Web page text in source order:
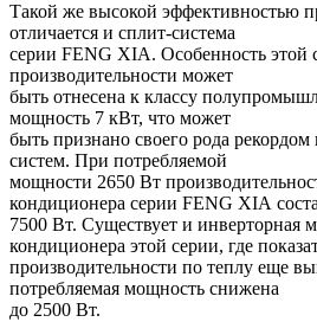
Такой же высокой эффективностью
отличается и сплит-система
серии FENG XIA. Особенность этой
производительности может
быть отнесена к классу
мощность 7 кВт, что может
быть признано своего рода
систем. При потребляемой
мощности 2650 Вт
кондиционера серии FENG XIA
7500 Вт. Существует и инверторная
кондиционера этой серии, где
производительности по теплу еще
потребляемая мощность снижена
до 2500 Вт.